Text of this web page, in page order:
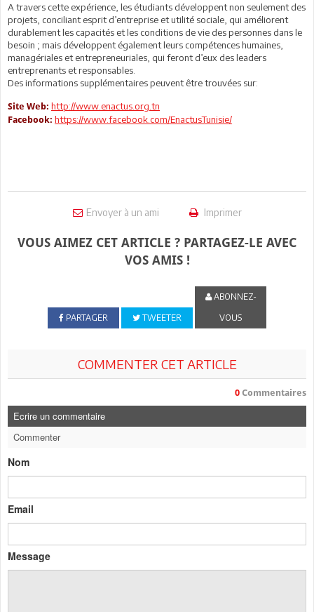
A travers cette expérience, les étudiants développent non seulement des
projets, conciliant esprit d’entreprise et utilité sociale, qui améliorent
durablement les capacités et les conditions de vie des personnes dans le
besoin ; mais développent également leurs compétences humaines,
managériales et entrepreneuriales, qui feront d’eux des leaders
entreprenants et responsables.
Des informations supplémentaires peuvent être trouvées sur:
Site Web: http://www.enactus.org.tn
Facebook: https://www.facebook.com/EnactusTunisie/
Envoyer à un ami Imprimer
VOUS AIMEZ CET ARTICLE ? PARTAGEZ-LE AVEC
VOS AMIS !
PARTAGER TWEETER
ABONNEZ-
VOUS
COMMENTER CET ARTICLE
0 Commentaires
Ecrire un commentaire
Commenter
Nom
Email
Message